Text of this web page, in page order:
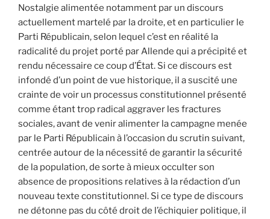
Nostalgie alimentée notamment par un discours
actuellement martelé par la droite, et en particulier le
Parti Républicain, selon lequel c’est en réalité la
radicalité du projet porté par Allende qui a précipité et
rendu nécessaire ce coup d’État. Si ce discours est
infondé d’un point de vue historique, il a suscité une
crainte de voir un processus constitutionnel présenté
comme étant trop radical aggraver les fractures
sociales, avant de venir alimenter la campagne menée
par le Parti Républicain à l’occasion du scrutin suivant,
centrée autour de la nécessité de garantir la sécurité
de la population, de sorte à mieux occulter son
absence de propositions relatives à la rédaction d’un
nouveau texte constitutionnel. Si ce type de discours
ne détonne pas du côté droit de l’échiquier politique, il